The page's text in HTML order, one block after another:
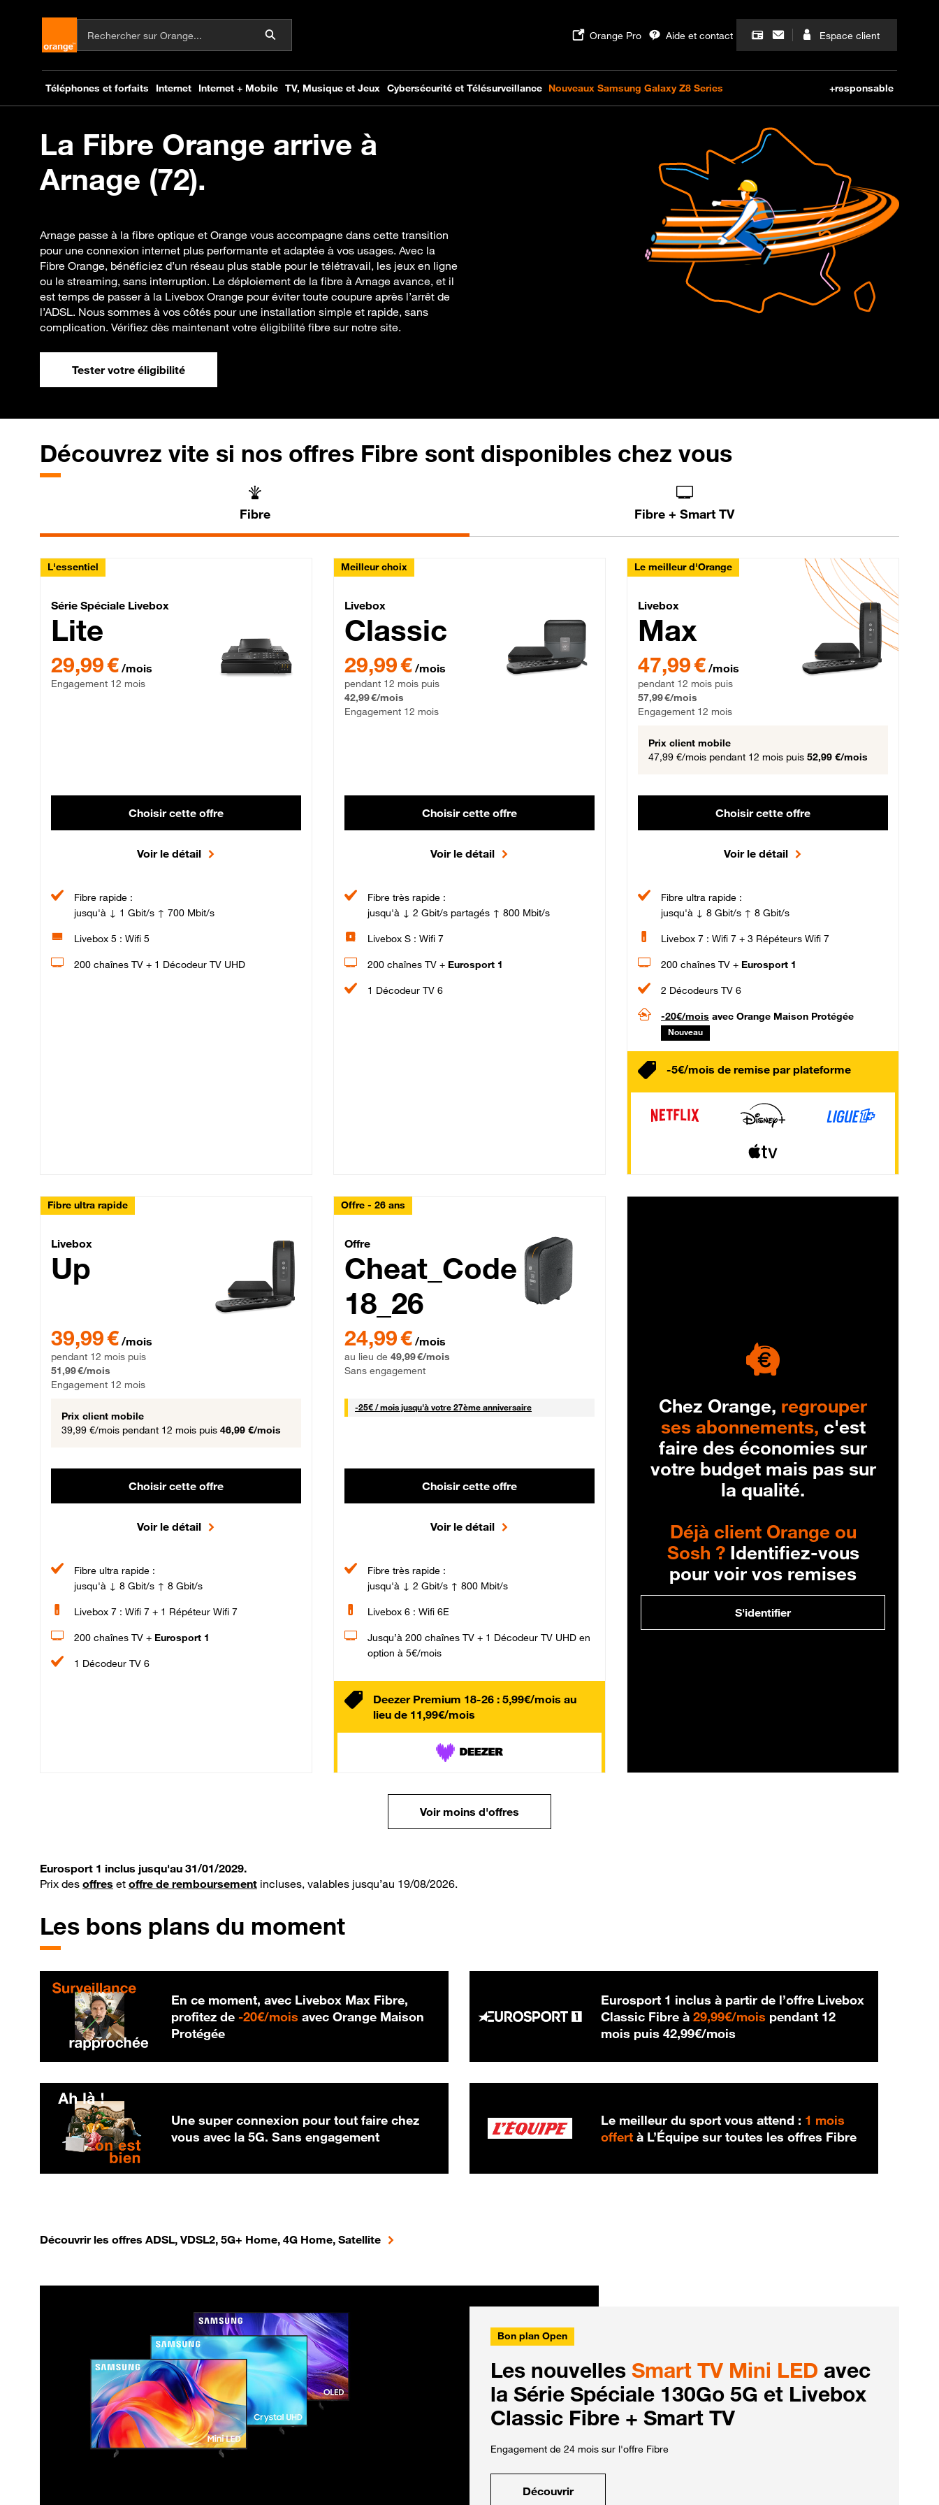
La Fibre Orange arrive à
Arnage (72).
Arnage passe à la fibre optique et Orange vous accompagne dans cette transition
pour une connexion internet plus performante et adaptée à vos usages. Avec la
Fibre Orange, bénéficiez d’un réseau plus stable pour le télétravail, les jeux en ligne
ou le streaming, sans interruption. Le déploiement de la fibre à Arnage avance, et il
est temps de passer à la Livebox Orange pour éviter toute coupure après l’arrêt de
l’ADSL. Nous sommes à vos côtés pour une installation simple et rapide, sans
complication. Vérifiez dès maintenant votre éligibilité fibre sur notre site.
Tester votre éligibilité
Découvrez vite si nos offres Fibre sont disponibles chez vous
Fibre Fibre + Smart TV
L'essentiel
Série Spéciale Livebox Lite Fibre
Série Spéciale Livebox
Lite
29,99 € par mois , Engagement 12 mois
29,99 € /mois
Engagement 12 mois
Choisir cette offre
Voir le détail
Fibre rapide :
jusqu'à ↓ 1 Gbit/s ↑ 700 Mbit/s
Livebox 5 : Wifi 5
200 chaînes TV + 1 Décodeur TV UHD
Meilleur choix
Livebox Classic Fibre
Livebox
Classic
29,99 € par mois pendant 12 mois puis 42,99 € par mois, Engagement 12 mois
29,99 € /mois
pendant 12 mois puis
42,99 €/mois
Engagement 12 mois
Choisir cette offre
Voir le détail
Fibre très rapide :
jusqu'à ↓ 2 Gbit/s partagés ↑ 800 Mbit/s
Livebox S : Wifi 7
200 chaînes TV + Eurosport 1
1 Décodeur TV 6
Le meilleur d'Orange
Livebox Max Fibre
Livebox
Max
47,99 € par mois pendant 12 mois puis 57,99 € par mois,
47,99 € /mois
pendant 12 mois puis
57,99 €/mois
Engagement 12 mois
Prix client mobile
47,99 €/mois pendant 12 mois puis 52,99 €/mois
Choisir cette offre
Voir le détail
Fibre ultra rapide :
jusqu'à ↓ 8 Gbit/s ↑ 8 Gbit/s
Livebox 7 : Wifi 7 + 3 Répéteurs Wifi 7
200 chaînes TV + Eurosport 1
2 Décodeurs TV 6
-20€/mois avec Orange Maison Protégée
Nouveau
-5€/mois de remise par plateforme
Fibre ultra rapide
Livebox Up Fibre
Livebox
Up
39,99 € /mois
pendant 12 mois puis
51,99 €/mois
Engagement 12 mois
Prix client mobile
39,99 €/mois pendant 12 mois puis 46,99 €/mois
Choisir cette offre
Voir le détail
Fibre ultra rapide :
jusqu'à ↓ 8 Gbit/s ↑ 8 Gbit/s
Livebox 7 : Wifi 7 + 1 Répéteur Wifi 7
200 chaînes TV + Eurosport 1
1 Décodeur TV 6
Offre - 26 ans
Cheat_Code Fibre_18_26
Offre
Cheat_Code
18_26
24,99 € /mois
au lieu de 49,99 €/mois
Sans engagement
-25€ / mois25 € par mois
jusqu'à votre 27ème anniversaire
Choisir cette offre
Voir le détail
Fibre très rapide :
jusqu'à ↓ 2 Gbit/s ↑ 800 Mbit/s
Livebox 6 : Wifi 6E
Jusqu’à 200 chaînes TV + 1 Décodeur TV UHD en
option à 5€/mois
Deezer Premium 18-26 : 5,99€/mois au
lieu de 11,99€/mois
Chez Orange, regrouper
ses abonnements, c'est
faire des économies sur
votre budget mais pas sur
la qualité.
Déjà client Orange ou
Sosh ?Identifiez-vous
pour voir vos remises
S'identifier
Voir moins d'offres
Eurosport 1 inclus jusqu'au 31/01/2029.
Prix des offres et offre de remboursement incluses, valables jusqu’au 19/08/2026.
Les bons plans du moment
En ce moment, avec Livebox Max Fibre,
profitez de -20€/mois 20 € par mois
avec Orange Maison
Protégée
Eurosport 1 inclus à partir de l’offre Livebox
Classic Fibre à29,99€/mois 29,99 € par mois
pendant 12
mois puis42,99€/mois
Une super connexion pour tout faire chez
vous avec la 5G. Sans engagement
Le meilleur du sport vous attend : 1 mois
offert à L’Équipe sur toutes les offres Fibre
Découvrir les offres ADSL, VDSL2, 5G+ Home, 4G Home, Satellite
Bon plan Open
Les nouvelles Smart TV Mini LED avec
la Série Spéciale 130Go 5G et Livebox
Classic Fibre + Smart TV
Engagement de 24 mois sur l'offre Fibre
Découvrir